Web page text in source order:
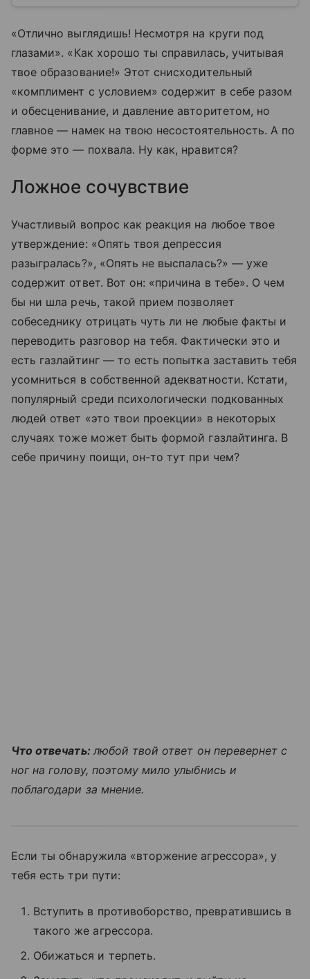
«Отлично выглядишь! Несмотря на круги под
глазами». «Как хорошо ты справилась, учитывая
твое образование!» Этот снисходительный
«комплимент с условием» содержит в себе разом
и обесценивание, и давление авторитетом, но
главное — намек на твою несостоятельность. А по
форме это — похвала. Ну как, нравится?
Ложное сочувствие
Участливый вопрос как реакция на любое твое
утверждение: «Опять твоя депрессия
разыгралась?», «Опять не выспалась?» — уже
содержит ответ. Вот он: «причина в тебе». О чем
бы ни шла речь, такой прием позволяет
собеседнику отрицать чуть ли не любые факты и
переводить разговор на тебя. Фактически это и
есть газлайтинг — то есть попытка заставить тебя
усомниться в собственной адекватности. Кстати,
популярный среди психологически подкованных
людей ответ «это твои проекции» в некоторых
случаях тоже может быть формой газлайтинга. В
себе причину поищи, он-то тут при чем?
Что отвечать:любой твой ответ он перевернет с
ног на голову, поэтому мило улыбнись и
поблагодари за мнение.
Если ты обнаружила «вторжение агрессора», у
тебя есть три пути:
Вступить в противоборство, превратившись в
такого же агрессора.
Обижаться и терпеть.